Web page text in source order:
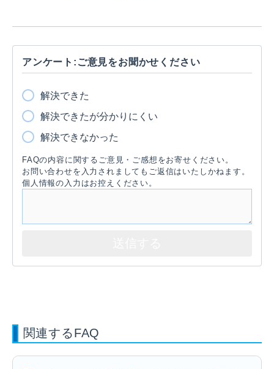
アンケート:ご意見をお聞かせください
解決できた
解決できたが分かりにくい
解決できなかった
FAQの内容に関するご意見・ご感想をお寄せください。
お問い合わせを入力されましてもご返信はいたしかねます。
個人情報の入力はお控えください。
関連するFAQ